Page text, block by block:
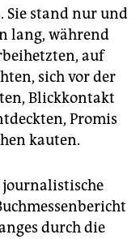
Sie stand nur und
lang, während
auf
sich vor der
Blickkontakt
Promis
kauten.
durch die